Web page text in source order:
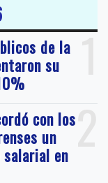
1
de la
su
2
con los
un
salarial en